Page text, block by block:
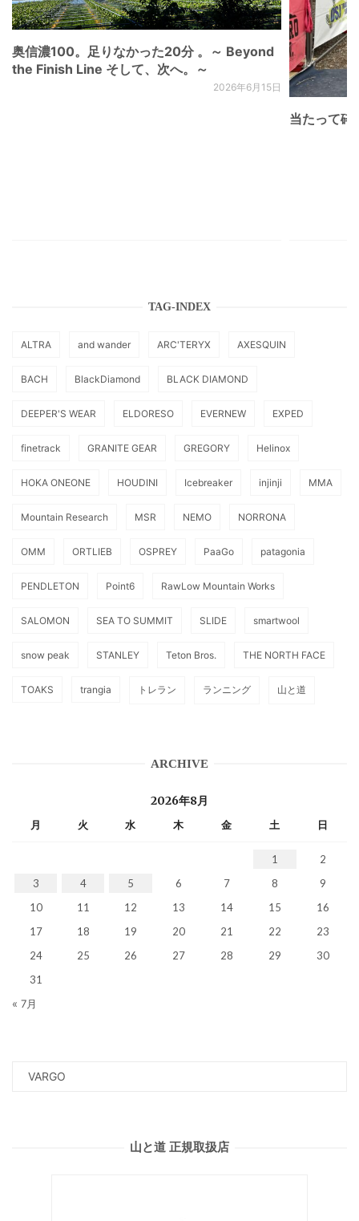
奥信濃100。足りなかった20分 。～ Beyond
the Finish Line そして、次へ。～
2026年6月15日
当たって砕
TAG-INDEX
ALTRA and wander ARC'TERYX AXESQUIN
BACH BlackDiamond BLACK DIAMOND
DEEPER'S WEAR ELDORESO EVERNEW EXPED
finetrack GRANITE GEAR GREGORY Helinox
HOKA ONEONE HOUDINI Icebreaker injinji MMA
Mountain Research MSR NEMO NORRONA
OMM ORTLIEB OSPREY PaaGo patagonia
PENDLETON Point6 RawLow Mountain Works
SALOMON SEA TO SUMMIT SLIDE smartwool
snow peak STANLEY Teton Bros. THE NORTH FACE
TOAKS trangia トレラン ランニング 山と道
ARCHIVE
2026年8月
月 火 水 木 金 土 日
1
2
3
4 5 6 7 8
9
10
11 12 13 14 15
16
17
18 19 20 21 22
23
24
25 26 27 28 29
30
31
« 7月
山と道 正規取扱店